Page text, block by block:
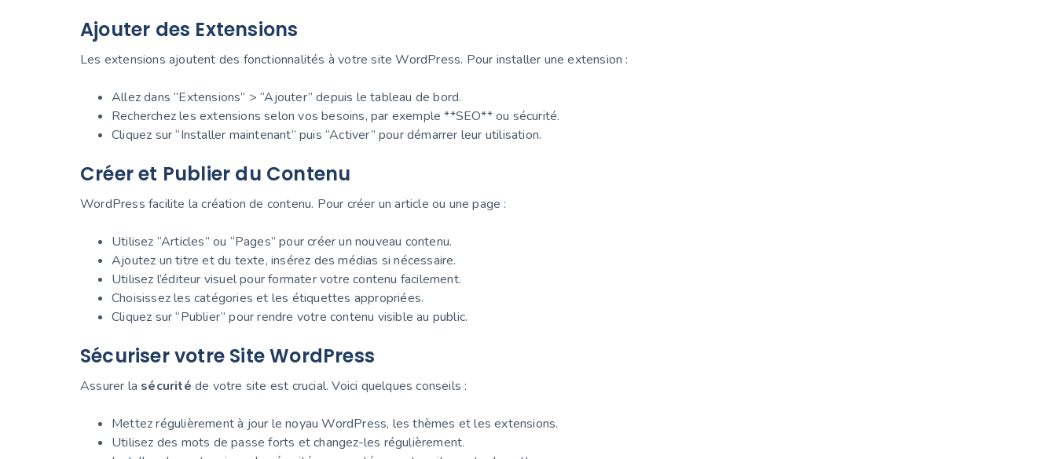
Ajouter des Extensions
Les extensions ajoutent des fonctionnalités à votre site WordPress. Pour installer une extension :
Allez dans “Extensions” > “Ajouter” depuis le tableau de bord.
Recherchez les extensions selon vos besoins, par exemple **SEO** ou sécurité.
Cliquez sur “Installer maintenant” puis “Activer” pour démarrer leur utilisation.
Créer et Publier du Contenu
WordPress facilite la création de contenu. Pour créer un article ou une page :
Utilisez “Articles” ou “Pages” pour créer un nouveau contenu.
Ajoutez un titre et du texte, insérez des médias si nécessaire.
Utilisez l’éditeur visuel pour formater votre contenu facilement.
Choisissez les catégories et les étiquettes appropriées.
Cliquez sur “Publier” pour rendre votre contenu visible au public.
Sécuriser votre Site WordPress
Assurer la sécurité de votre site est crucial. Voici quelques conseils :
Mettez régulièrement à jour le noyau WordPress, les thèmes et les extensions.
Utilisez des mots de passe forts et changez-les régulièrement.